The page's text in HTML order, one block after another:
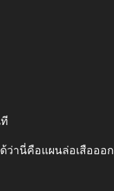
ว่านี่คือแผนล่อเสือออ